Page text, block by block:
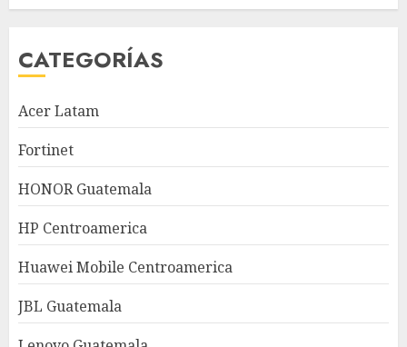
CATEGORÍAS
Acer Latam
Fortinet
HONOR Guatemala
HP Centroamerica
Huawei Mobile Centroamerica
JBL Guatemala